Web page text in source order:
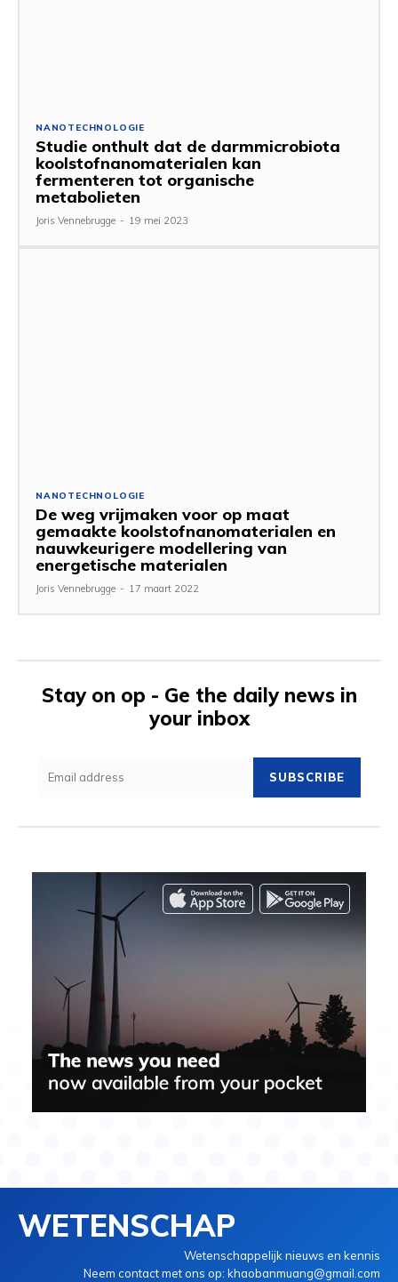
NANOTECHNOLOGIE
Studie onthult dat de darmmicrobiota
koolstofnanomaterialen kan
fermenteren tot organische
metabolieten
Joris Vennebrugge - 19 mei 2023
NANOTECHNOLOGIE
De weg vrijmaken voor op maat
gemaakte koolstofnanomaterialen en
nauwkeurigere modellering van
energetische materialen
Joris Vennebrugge - 17 maart 2022
Stay on op - Ge the daily news in
your inbox
SUBSCRIBE
WETENSCHAP
Wetenschappelijk nieuws en kennis
Neem contact met ons op: khaobanmuang@gmail.com